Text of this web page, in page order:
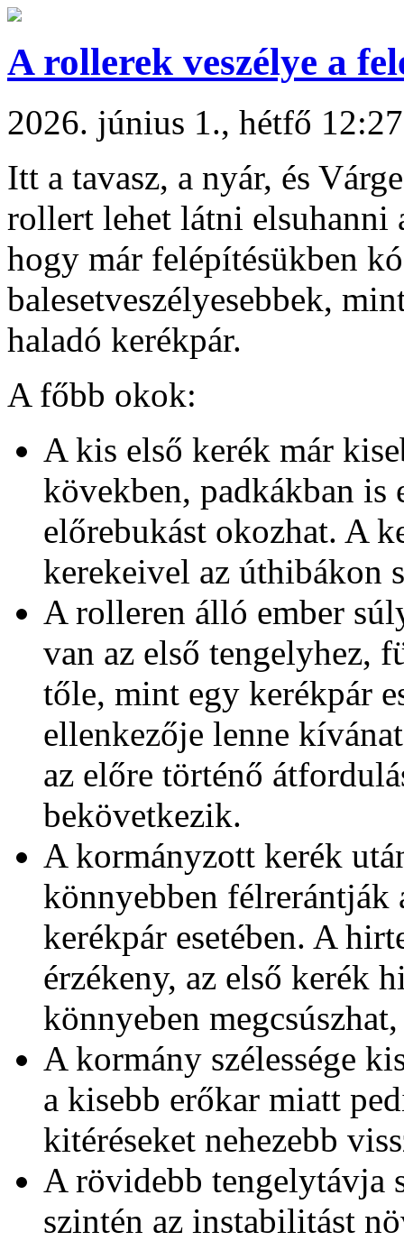
A rollerek veszélye a
2026. június 1., hétfő 12:27
Itt a tavasz, a nyár, és
rollert lehet látni elsuhanni
hogy már felépítésükben
balesetveszélyesebbek,
haladó kerékpár.
A főbb okok:
A kis első kerék már
kövekben, padkákban is
előrebukást okozhat. A
kerekeivel az úthibákon
A rolleren álló ember
van az első tengelyhez,
tőle, mint egy kerékpár
ellenkezője lenne
az előre történő
bekövetkezik.
A kormányzott kerék
könnyebben félrerántják
kerékpár esetében. A
érzékeny, az első kerék
könnyeben
A kormány szélessége
a kisebb erőkar miatt
kitéréseket nehezebb
A rövidebb tengelytávja
szintén az instabilitást